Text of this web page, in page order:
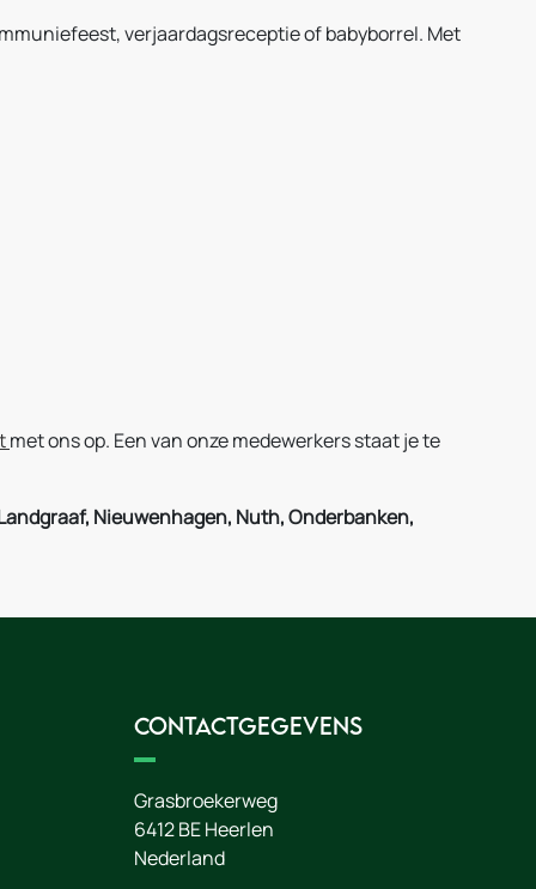
verjaardagsreceptie of babyborrel. Met
met ons op. Een van onze medewerkers staat je te
Nieuwenhagen, Nuth, Onderbanken,
Contactgegevens
Grasbroekerweg
6412 BEHeerlen
Nederland